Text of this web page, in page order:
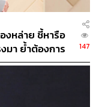
งหล่าย ชี้หารือ
มา ย้ำต้องการ
147